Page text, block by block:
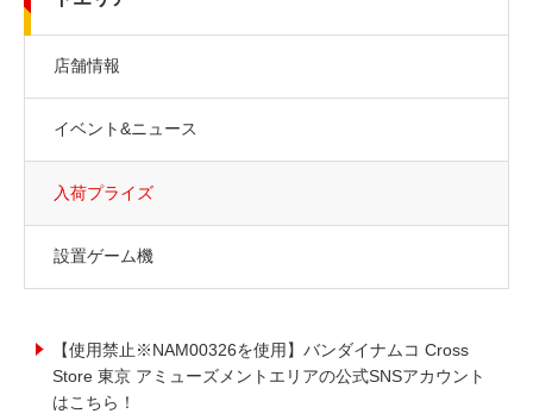
店舗情報
イベント&ニュース
入荷プライズ
設置ゲーム機
【使用禁止※NAM00326を使用】バンダイナムコ Cross
Store 東京 アミューズメントエリアの公式SNSアカウント
はこちら！